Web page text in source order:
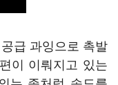
급 과잉으로 촉발
이 이뤄지고 있는